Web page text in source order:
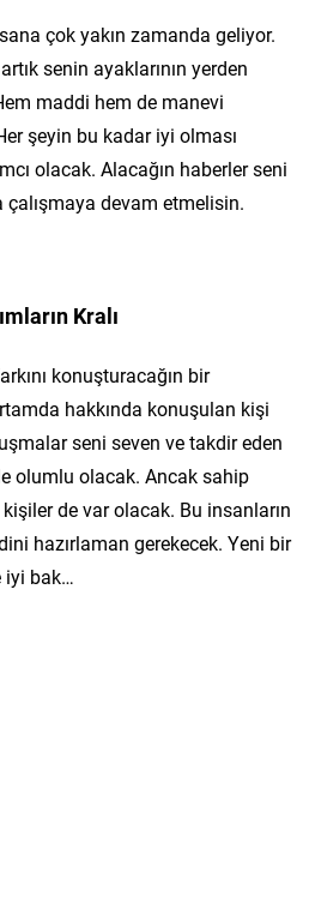
çok yakın zamanda geliyor.
senin ayaklarının yerden
maddi hem de manevi
şeyin bu kadar iyi olması
olacak. Alacağın haberler seni
çalışmaya devam etmelisin.
Kralı
konuşturacağın bir
hakkında konuşulan kişi
seni seven ve takdir eden
olumlu olacak. Ancak sahip
de var olacak. Bu insanların
hazırlaman gerekecek. Yeni bir
iyi bak…